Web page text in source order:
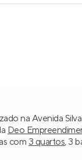
na Avenida
Deo
com 3 quartos, 3